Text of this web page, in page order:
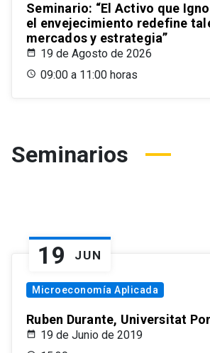
Seminario: “El Activo que
el envejecimiento redefine
mercados y estrategia”
19 de Agosto de 2026
09:00 a 11:00 horas
Seminarios
19 JUN
Microeconomía Aplicada
Ruben Durante, Universitat
19 de Junio de 2019